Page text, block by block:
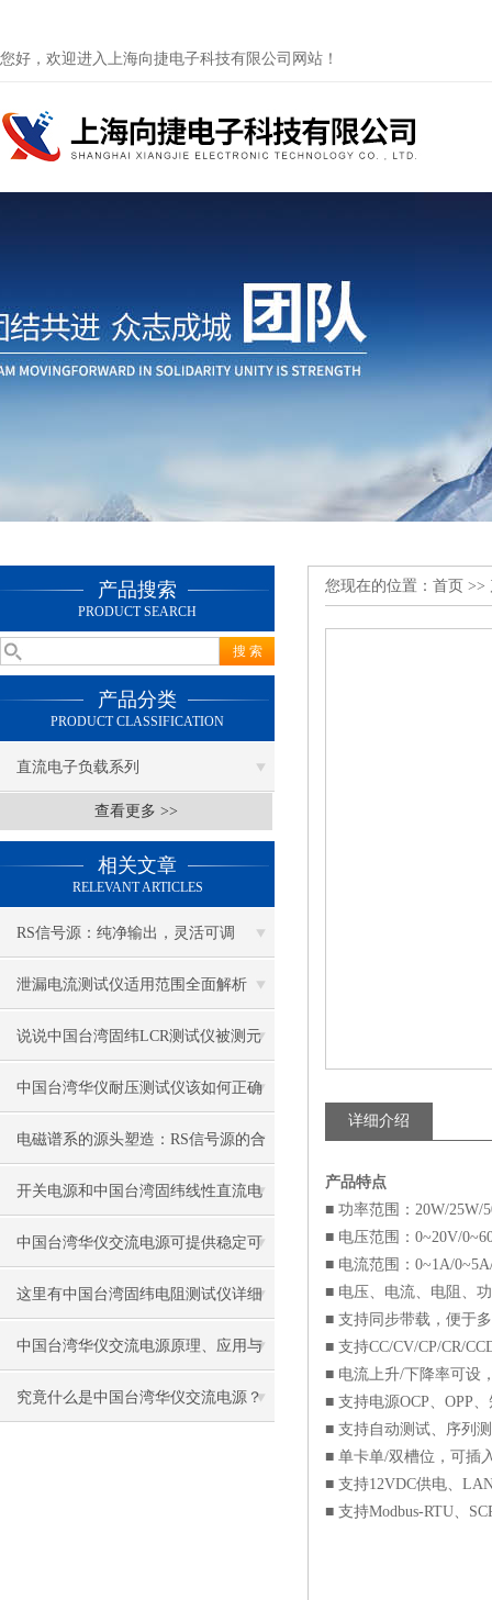
您好，欢迎进入上海向捷电子科技有限公司网站！
产品搜索
PRODUCT SEARCH
产品分类
PRODUCT CLASSIFICATION
直流电子负载系列
查看更多 >>
相关文章
RELEVANT ARTICLES
RS信号源：纯净输出，灵活可调
泄漏电流测试仪适用范围全面解析
说说中国台湾固纬LCR测试仪被测元
件的接入方法
中国台湾华仪耐压测试仪该如何正确
操作和维护？
电磁谱系的源头塑造：RS信号源的合
成机制与跨域激励应用
开关电源和中国台湾固纬线性直流电
源的区别在哪里？
中国台湾华仪交流电源可提供稳定可
靠的功率输出
这里有中国台湾固纬电阻测试仪详细
的使用和校准步骤
中国台湾华仪交流电源原理、应用与
未来
究竟什么是中国台湾华仪交流电源？
您现在的位置： 首页 >>
详细介绍
产品特点
■ 功率范围：20W/25W/
■ 电压范围：0~20V/
■ 电流范围：0~1A/
■ 电压、电流、电阻、
■ 支持同步带载，便于
■ 支持CC/CV/CP/CR/
■ 电流上升/下降率可设
■ 支持电源OCP、OPP
■ 支持自动测试、序列
■ 单卡单/双槽位，可插
■ 支持12VDC供电、
■ 支持Modbus-RTU、